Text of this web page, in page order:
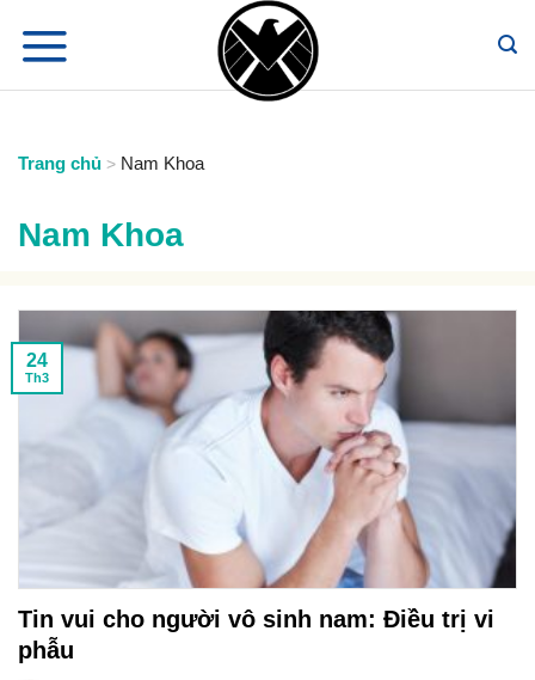
đến
Trang chủ > Nam Khoa
Nam Khoa
Tin vui cho người vô sinh nam: Điều trị vi
phẫu
24
Th3